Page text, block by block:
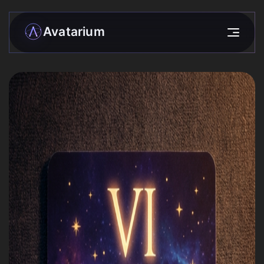
Avatarium
Разборы
›
Сообщество Звёзды
Прогнозы
Практики